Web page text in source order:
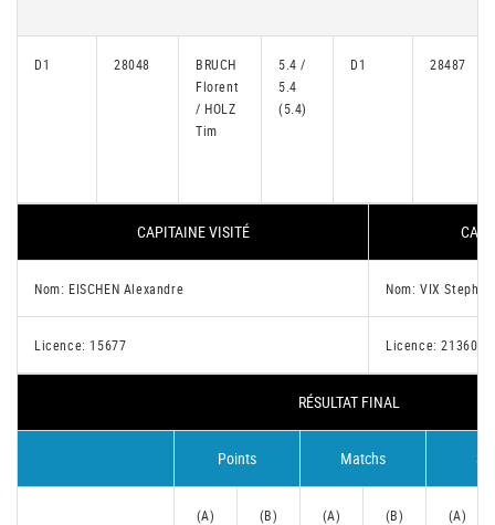
D1 28048
BRUCH
Florent
/ HOLZ
Tim
5.4 /
5.4
(5.4)
D1 28487
CAPITAINE VISITÉ
Nom: EISCHEN Alexandre Nom: VIX
Licence: 15677 Licence: 21360
RÉSULTAT FINAL
Points Matchs
(A) (B) (A) (B) (A)